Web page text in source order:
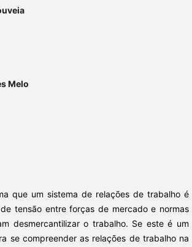
Melo
que um sistema de relações de trabalho é
tensão entre forças de mercado e normas
desmercantilizar o trabalho. Se este é um
se compreender as relações de trabalho na